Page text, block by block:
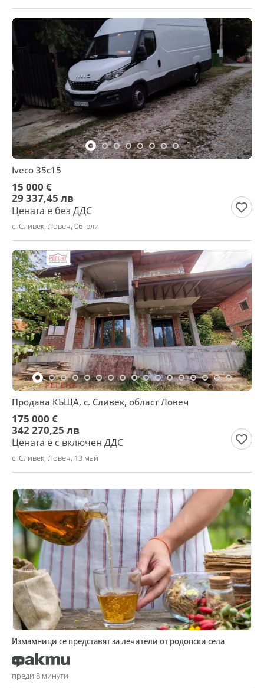
Iveco 35c15
15 000 €
29 337,45 лв
Цената е без ДДС
с. Сливек, Ловеч, 06 юли
Продава КЪЩА, с. Сливек, област Ловеч
175 000 €
342 270,25 лв
Цената е с включен ДДС
с. Сливек, Ловеч, 13 май
Измамници се представят за лечители от родопски села
преди 8 минути